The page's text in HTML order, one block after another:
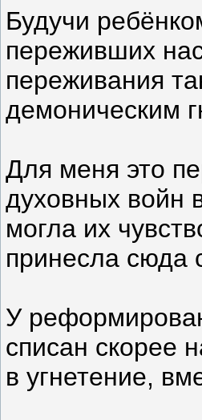
Будучи
переживших
переживания
демоническим
Для меня это
духовных войн
могла их
принесла сюда
У
списан скорее
в угнетение,